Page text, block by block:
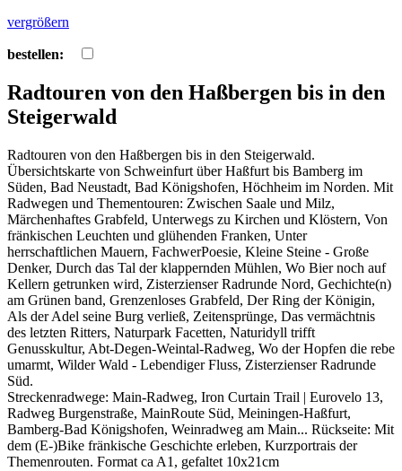
vergrößern
bestellen:
Radtouren von den Haßbergen bis in den
Steigerwald
Radtouren von den Haßbergen bis in den Steigerwald.
Übersichtskarte von Schweinfurt über Haßfurt bis Bamberg im
Süden, Bad Neustadt, Bad Königshofen, Höchheim im Norden. Mit
Radwegen und Thementouren: Zwischen Saale und Milz,
Märchenhaftes Grabfeld, Unterwegs zu Kirchen und Klöstern, Von
fränkischen Leuchten und glühenden Franken, Unter
herrschaftlichen Mauern, FachwerPoesie, Kleine Steine - Große
Denker, Durch das Tal der klappernden Mühlen, Wo Bier noch auf
Kellern getrunken wird, Zisterzienser Radrunde Nord, Gechichte(n)
am Grünen band, Grenzenloses Grabfeld, Der Ring der Königin,
Als der Adel seine Burg verließ, Zeitensprünge, Das vermächtnis
des letzten Ritters, Naturpark Facetten, Naturidyll trifft
Genusskultur, Abt-Degen-Weintal-Radweg, Wo der Hopfen die rebe
umarmt, Wilder Wald - Lebendiger Fluss, Zisterzienser Radrunde
Süd.
Streckenradwege: Main-Radweg, Iron Curtain Trail | Eurovelo 13,
Radweg Burgenstraße, MainRoute Süd, Meiningen-Haßfurt,
Bamberg-Bad Königshofen, Weinradweg am Main... Rückseite: Mit
dem (E-)Bike fränkische Geschichte erleben, Kurzportrais der
Themenrouten. Format ca A1, gefaltet 10x21cm